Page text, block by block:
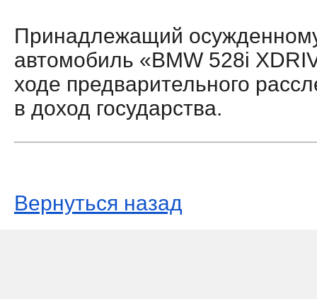
Принадлежащий
автомобиль «BMW 528i
ходе предварительного
в доход государства.
Вернуться назад